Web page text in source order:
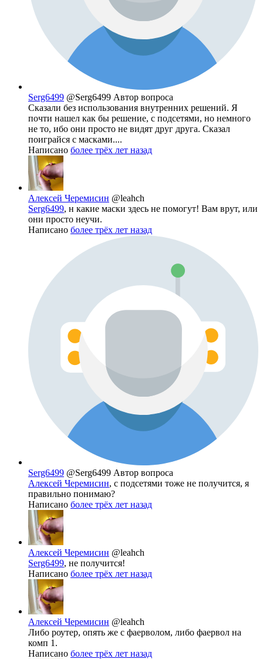
Serg6499 @Serg6499 Автор вопроса
Сказали без использования внутренних решений. Я
почти нашел как бы решение, с подсетями, но немного
не то, ибо они просто не видят друг друга. Сказал
поиграйся с масками....
Написано более трёх лет назад
Алексей Черемисин @leahch
Serg6499, н какие маски здесь не помогут! Вам врут, или
они просто неучи.
Написано более трёх лет назад
Serg6499 @Serg6499 Автор вопроса
Алексей Черемисин, с подсетями тоже не получится, я
правильно понимаю?
Написано более трёх лет назад
Алексей Черемисин @leahch
Serg6499, не получится!
Написано более трёх лет назад
Алексей Черемисин @leahch
Либо роутер, опять же с фаерволом, либо фаервол на
комп 1.
Написано более трёх лет назад